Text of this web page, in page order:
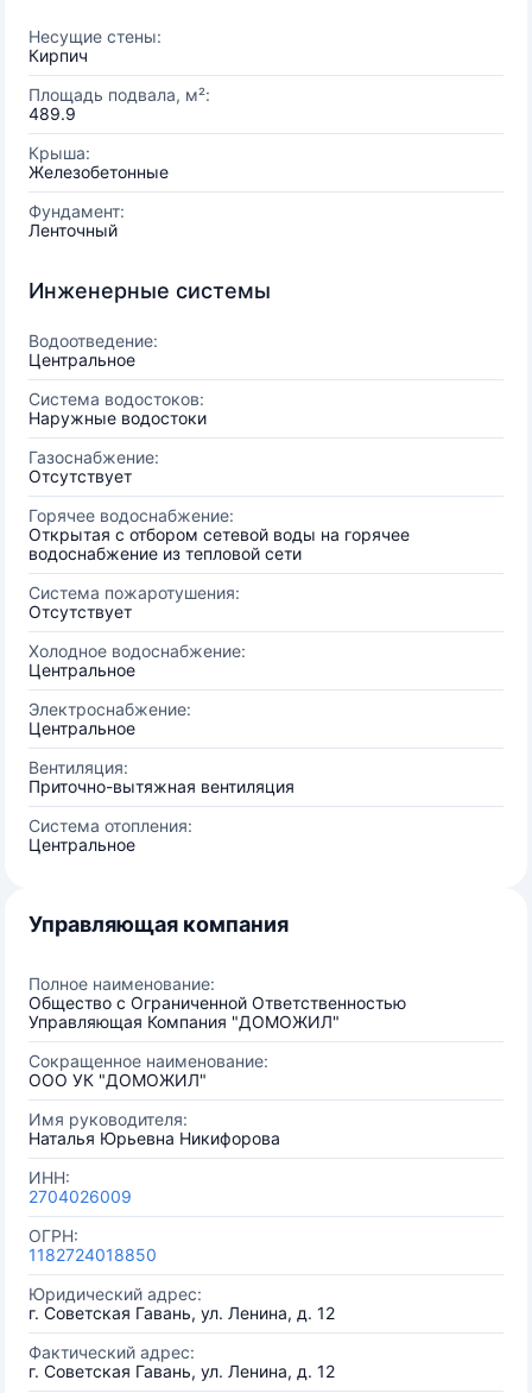
Несущие стены:
Кирпич
Площадь подвала, м²:
489.9
Крыша:
Железобетонные
Фундамент:
Ленточный
Инженерные системы
Водоотведение:
Центральное
Система водостоков:
Наружные водостоки
Газоснабжение:
Отсутствует
Горячее водоснабжение:
Открытая с отбором сетевой воды на горячее
водоснабжение из тепловой сети
Система пожаротушения:
Отсутствует
Холодное водоснабжение:
Центральное
Электроснабжение:
Центральное
Вентиляция:
Приточно-вытяжная вентиляция
Система отопления:
Центральное
Управляющая компания
Полное наименование:
Общество с Ограниченной Ответственностью
Управляющая Компания "ДОМОЖИЛ"
Сокращенное наименование:
ООО УК "ДОМОЖИЛ"
Имя руководителя:
Наталья Юрьевна Никифорова
ИНН:
2704026009
ОГРН:
1182724018850
Юридический адрес:
г. Советская Гавань, ул. Ленина, д. 12
Фактический адрес:
г. Советская Гавань, ул. Ленина, д. 12